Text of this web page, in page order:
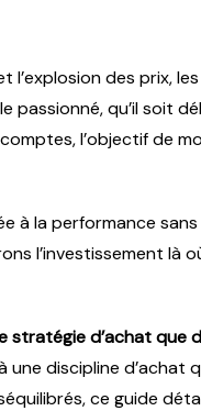
l’explosion des prix,
passionné, qu’il soit
l’objectif de
à la performance sans
l’investissement là
stratégie d’achat que
discipline d’achat
ce guide